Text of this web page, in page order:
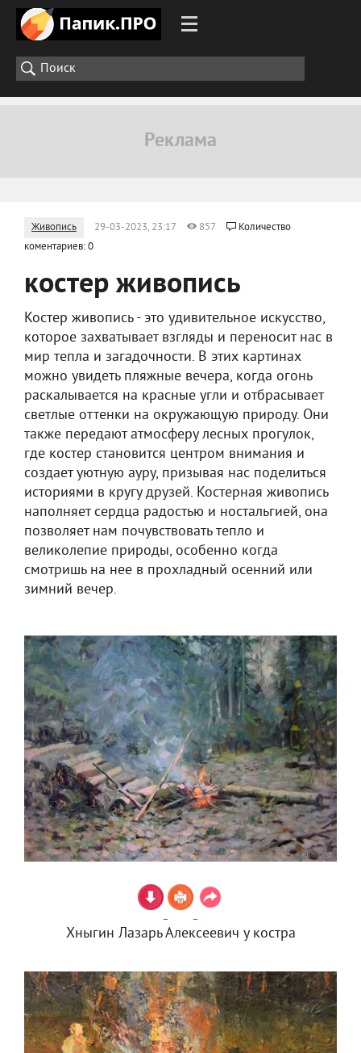
Живопись 29-03-2023, 23:17 857
Количество
коментариев: 0
костер живопись
Костер живопись - это удивительное искусство,
которое захватывает взгляды и переносит нас в
мир тепла и загадочности. В этих картинах
можно увидеть пляжные вечера, когда огонь
раскалывается на красные угли и отбрасывает
светлые оттенки на окружающую природу. Они
также передают атмосферу лесных прогулок,
где костер становится центром внимания и
создает уютную ауру, призывая нас поделиться
историями в кругу друзей. Костерная живопись
наполняет сердца радостью и ностальгией, она
позволяет нам почувствовать тепло и
великолепие природы, особенно когда
смотришь на нее в прохладный осенний или
зимний вечер.
Хныгин Лазарь Алексеевич у костра